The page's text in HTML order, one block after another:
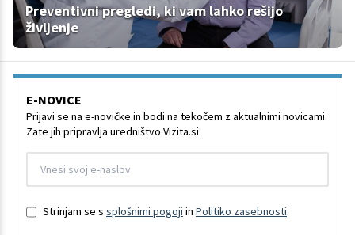
Preventivni pregledi, ki vam lahko rešijo
življenje
E-NOVICE
Prijavi se na e-novičke in bodi na tekočem z aktualnimi novicami.
Zate jih pripravlja uredništvo Vizita.si.
Strinjam se s splošnimi pogoji in Politiko zasebnosti.